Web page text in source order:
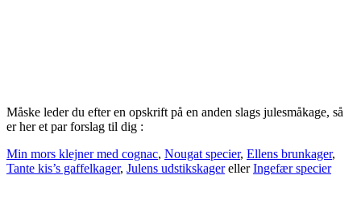
Måske leder du efter en opskrift på en anden slags julesmåkage, så
er her et par forslag til dig :
Min mors klejner med cognac, Nougat specier, Ellens brunkager,
Tante kis’s gaffelkager, Julens udstikskagerellerIngefær specier